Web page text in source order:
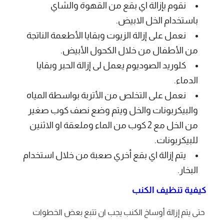
نقوم بإزالة اي بقع من القهوة والشاي
باستخدام الخل الابيض.
نعمل على إزالة الزيوت وبقايا الأطعمة الناتجة
من الأطفال من خلال الكحول الأبيض.
كلوريد الصوديوم يعمل لى إزالة الحبر وبقايا
الدماء.
نعمل على التخلص من الأتربة بواسطة المياه
والبيكربونات والخل ويتم وضع نصف كوب صغير
من الخل مع 2 كوب من الماء وملعقة او الاثنين
للبيكربونات.
يتم إزالة اي بقع أخري صعبة من خلال استخدام
البخار.
كيفية تنظيف الكنب
حتى يتم إزالة أوساخ الكنب يجب ان تتبع بعض الخطوات